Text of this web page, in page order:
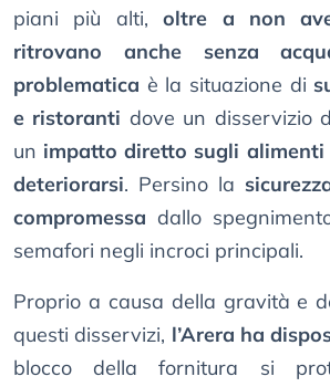
piani più alti,oltre a non
ritrovano anche senza
problematica è la situazione di
e ristoranti dove un disservizio
un impatto diretto sugli alimenti
deteriorarsi. Persino la
compromessa dallo
semafori negli incroci principali.
Proprio a causa della gravità e
questi disservizi, l’Arera ha
blocco della fornitura si